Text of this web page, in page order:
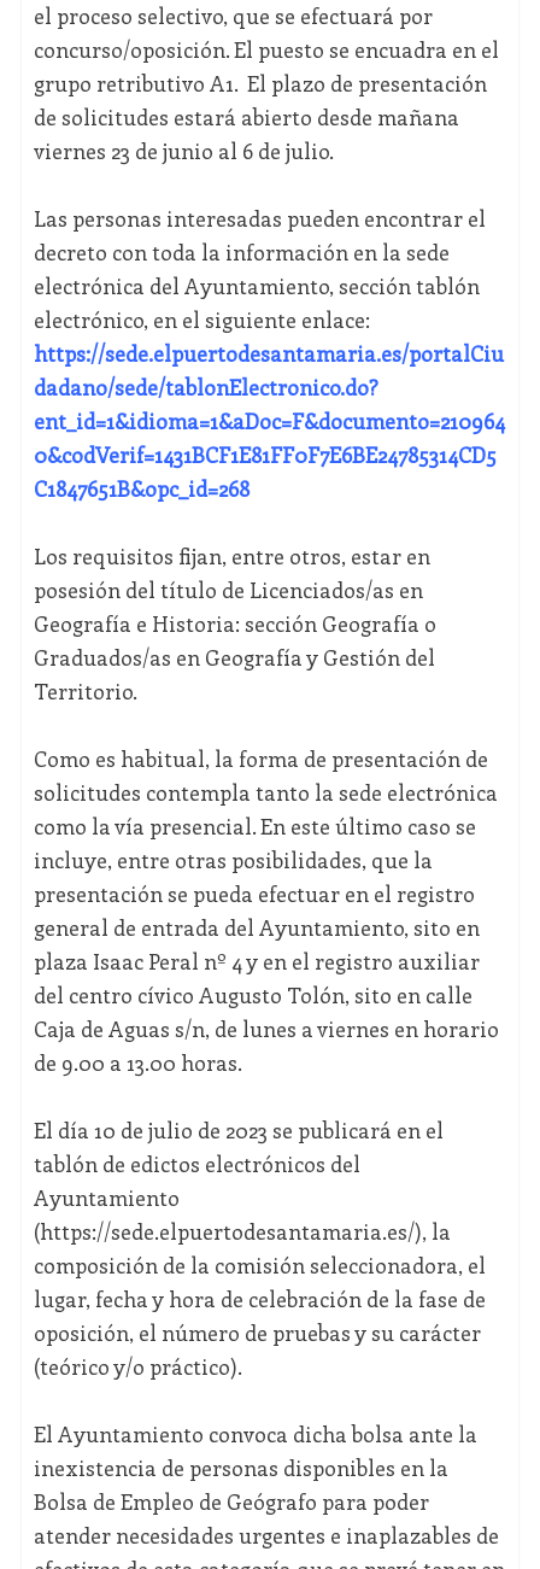
el proceso selectivo, que se efectuará por
concurso/oposición. El puesto se encuadra en el
grupo retributivo A1. El plazo de presentación
de solicitudes estará abierto desde mañana
viernes 23 de junio al 6 de julio.
Las personas interesadas pueden encontrar el
decreto con toda la información en la sede
electrónica del Ayuntamiento, sección tablón
electrónico, en el siguiente enlace:
https://sede.elpuertodesantamaria.es/portalCiu
dadano/sede/tablonElectronico.do?
ent_id=1&idioma=1&aDoc=F&documento=210964
0&codVerif=1431BCF1E81FF0F7E6BE24785314CD5
C1847651B&opc_id=268
Los requisitos fijan, entre otros, estar en
posesión del título de Licenciados/as en
Geografía e Historia: sección Geografía o
Graduados/as en Geografía y Gestión del
Territorio.
Como es habitual, la forma de presentación de
solicitudes contempla tanto la sede electrónica
como la vía presencial. En este último caso se
incluye, entre otras posibilidades, que la
presentación se pueda efectuar en el registro
general de entrada del Ayuntamiento, sito en
plaza Isaac Peral nº 4 y en el registro auxiliar
del centro cívico Augusto Tolón, sito en calle
Caja de Aguas s/n, de lunes a viernes en horario
de 9.00 a 13.00 horas.
El día 10 de julio de 2023 se publicará en el
tablón de edictos electrónicos del
Ayuntamiento
(https://sede.elpuertodesantamaria.es/), la
composición de la comisión seleccionadora, el
lugar, fecha y hora de celebración de la fase de
oposición, el número de pruebas y su carácter
(teórico y/o práctico).
El Ayuntamiento convoca dicha bolsa ante la
inexistencia de personas disponibles en la
Bolsa de Empleo de Geógrafo para poder
atender necesidades urgentes e inaplazables de